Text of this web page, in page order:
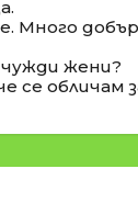
Много добър
жени?
се обличам